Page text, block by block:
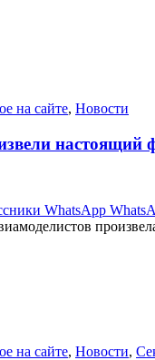
на сайте, Новости
настоящий
WhatsApp
на сайте, Новости,